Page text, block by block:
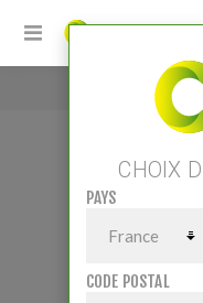
LOT SOC
CHOIX
PAYS
CODE POSTAL